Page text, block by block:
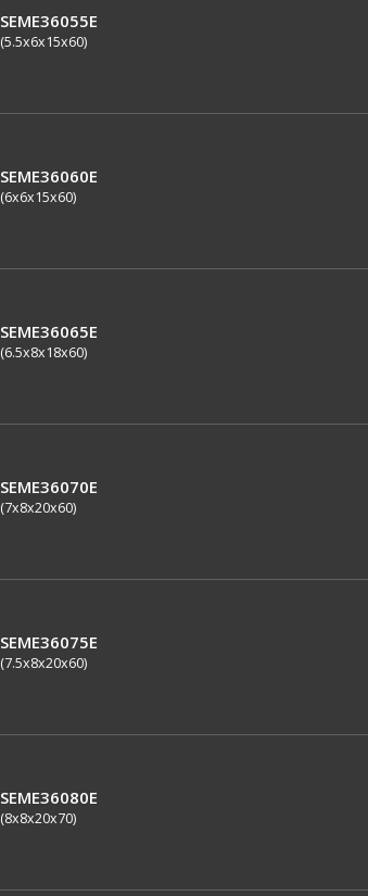
SEME36055E
(5.5x6x15x60)
SEME36060E
(6x6x15x60)
SEME36065E
(6.5x8x18x60)
SEME36070E
(7x8x20x60)
SEME36075E
(7.5x8x20x60)
SEME36080E
(8x8x20x70)